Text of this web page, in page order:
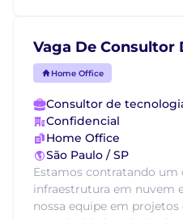
Vaga De Consultor
Home Office
Consultor de
Confidencial
Home Office
São Paulo / SP
Estamos contratando um
infraestrutura em nuvem
nossa equipe em projetos